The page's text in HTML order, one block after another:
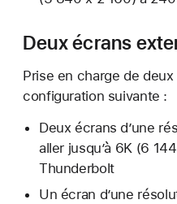
Deux écrans
Prise en charge de
configuration suivante :
Deux écrans d’une
aller jusqu’à 6K (6
Thunderbolt
Un écran d’une